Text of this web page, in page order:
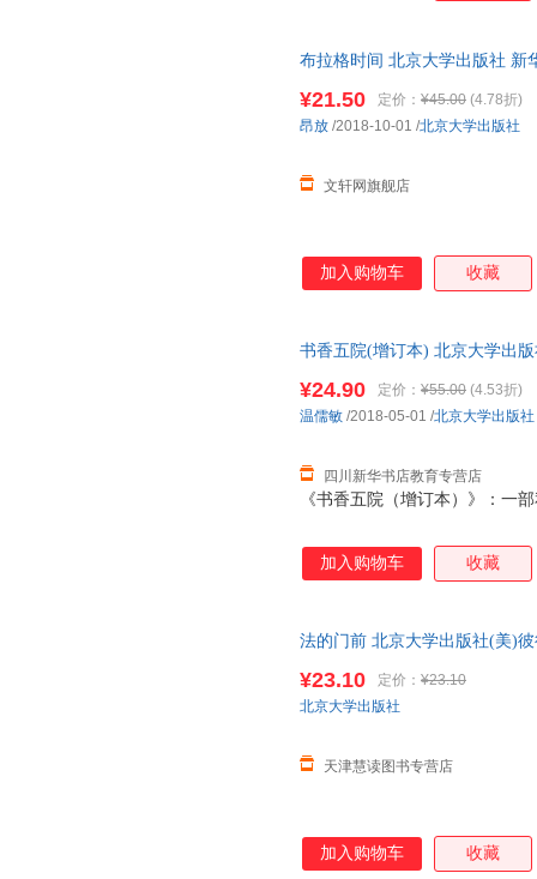
布拉格时间 北京大学出版社 新
¥21.50 定价： ¥45.00 (4.78折)
文轩网旗舰店
昂放 /2018-10-01 /北京大学出版社
加入购物车 收藏
书香五院(增订本) 北京大学出
《书香五院（增订本）》：一
¥24.90 定价： ¥55.00 (4.53折)
四川新华书店教育专营店
温儒敏 /2018-05-01 /北京大学出版社
加入购物车 收藏
法的门前 北京大学出版社(美)
¥23.10 定价： ¥23.10
天津慧读图书专营店
北京大学出版社
加入购物车 收藏